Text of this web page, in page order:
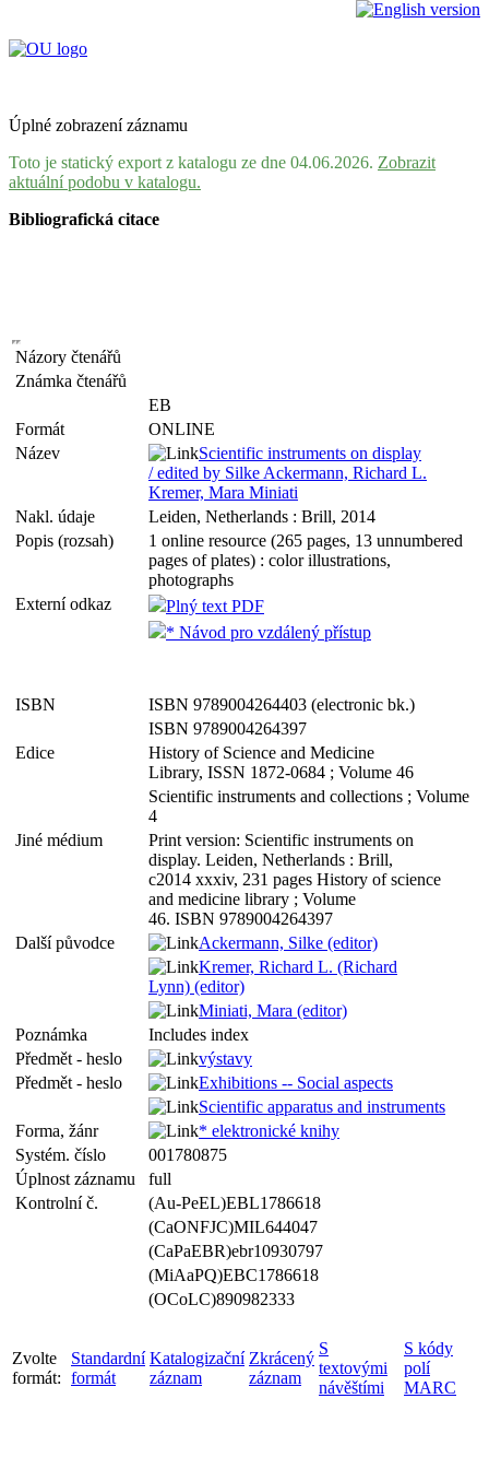
Úplné zobrazení záznamu
Toto je statický export z katalogu ze dne 04.06.2026. Zobrazit
aktuální podobu v katalogu.
Bibliografická citace
Názory čtenářů
Známka čtenářů
EB
Formát
ONLINE
Název
Scientific instruments on display
/ edited by Silke Ackermann, Richard L.
Kremer, Mara Miniati
Nakl. údaje
Leiden, Netherlands : Brill, 2014
Popis (rozsah)
1 online resource (265 pages, 13 unnumbered
pages of plates) : color illustrations,
photographs
Externí odkaz
Plný text PDF
* Návod pro vzdálený přístup
ISBN
ISBN 9789004264403 (electronic bk.)
ISBN 9789004264397
Edice
History of Science and Medicine
Library, ISSN 1872-0684 ; Volume 46
Scientific instruments and collections ; Volume
4
Jiné médium
Print version: Scientific instruments on
display. Leiden, Netherlands : Brill,
c2014 xxxiv, 231 pages History of science
and medicine library ; Volume
46. ISBN 9789004264397
Další původce
Ackermann, Silke (editor)
Kremer, Richard L. (Richard
Lynn) (editor)
Miniati, Mara (editor)
Poznámka
Includes index
Předmět - heslo
výstavy
Předmět - heslo
Exhibitions -- Social aspects
Scientific apparatus and instruments
Forma, žánr
* elektronické knihy
Systém. číslo
001780875
Úplnost záznamu
full
Kontrolní č.
(Au-PeEL)EBL1786618
(CaONFJC)MIL644047
(CaPaEBR)ebr10930797
(MiAaPQ)EBC1786618
(OCoLC)890982333
Zvolte
formát:
Standardní
formát
Katalogizační
záznam
Zkrácený
záznam
S
textovými
návěštími
S kódy
polí
MARC